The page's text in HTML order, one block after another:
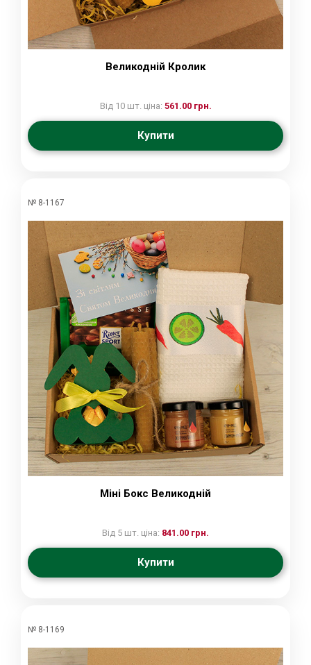
Великодній Кролик
Від 10 шт. ціна: 561.00 грн.
Купити
№ 8-1167
Міні Бокс Великодній
Від 5 шт. ціна: 841.00 грн.
Купити
№ 8-1169